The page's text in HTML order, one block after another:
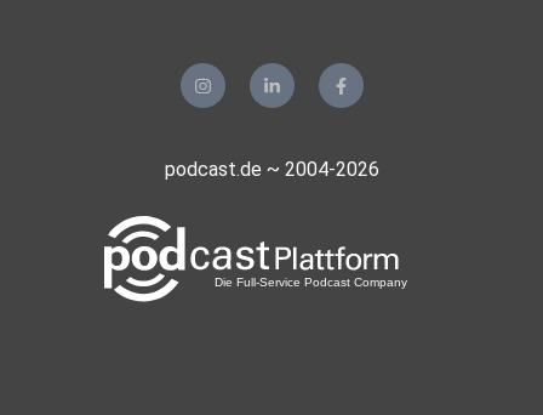
podcast.de ~ 2004-2026